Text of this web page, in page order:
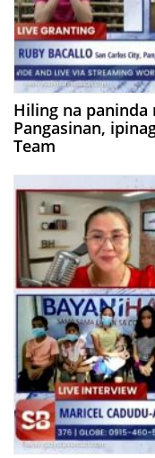
Hiling na paninda
Pangasinan,
Team